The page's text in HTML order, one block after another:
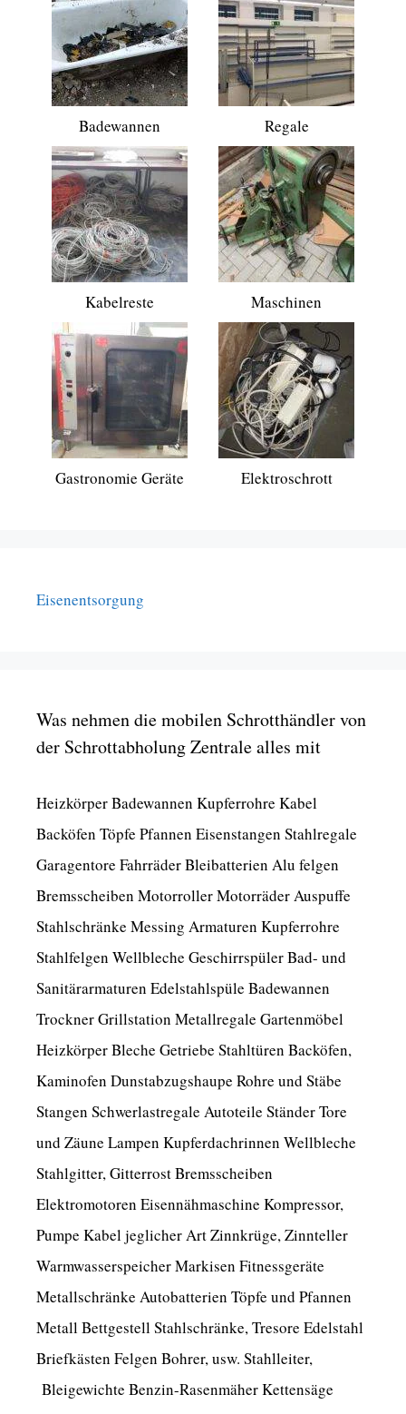
Badewannen Regale
Kabelreste Maschinen
Gastronomie Geräte Elektroschrott
Eisenentsorgung
Was nehmen die mobilen Schrotthändler von
der Schrottabholung Zentrale alles mit
Heizkörper Badewannen Kupferrohre Kabel
Backöfen Töpfe Pfannen Eisenstangen Stahlregale
Garagentore Fahrräder Bleibatterien Alu felgen
Bremsscheiben Motorroller Motorräder Auspuffe
Stahlschränke Messing Armaturen Kupferrohre
Stahlfelgen Wellbleche Geschirrspüler Bad- und
Sanitärarmaturen Edelstahlspüle Badewannen
Trockner Grillstation Metallregale Gartenmöbel
Heizkörper Bleche Getriebe Stahltüren Backöfen,
Kaminofen Dunstabzugshaupe Rohre und Stäbe
Stangen Schwerlastregale Autoteile Ständer Tore
und Zäune Lampen Kupferdachrinnen Wellbleche
Stahlgitter, Gitterrost Bremsscheiben
Elektromotoren Eisennähmaschine Kompressor,
Pumpe Kabel jeglicher Art Zinnkrüge, Zinnteller
Warmwasserspeicher Markisen Fitnessgeräte
Metallschränke Autobatterien Töpfe und Pfannen
Metall Bettgestell Stahlschränke, Tresore Edelstahl
Briefkästen Felgen Bohrer, usw. Stahlleiter,
Bleigewichte Benzin-Rasenmäher Kettensäge